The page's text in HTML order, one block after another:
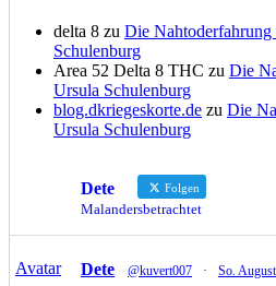
delta 8 zu Die
Schulenburg
Area 52 Delta 8 THC zu Die
Ursula Schulenburg
blog.dkriegeskorte.de zu Die
Ursula Schulenburg
Dete Folgen
Malandersbetrachtet
Avatar Dete @kuvert007 · So.